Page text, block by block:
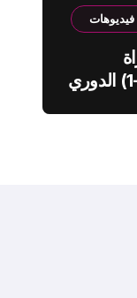
فيديوهات
برشلونة وفالنسيا (7-1) الدوري